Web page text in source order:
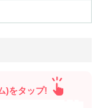
)をタップ!